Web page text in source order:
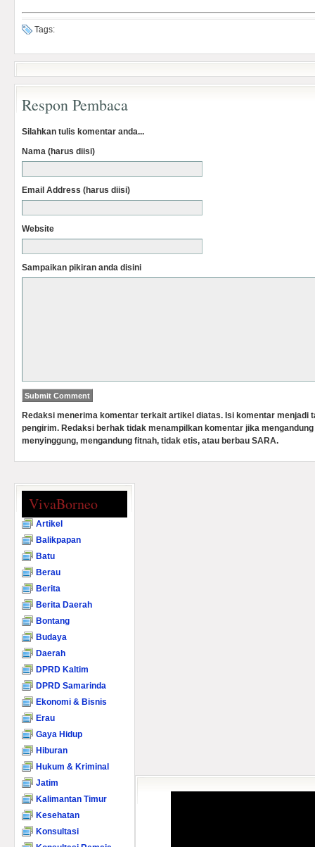
Tags:
Respon Pembaca
Silahkan tulis komentar anda...
Nama (harus diisi)
Email Address (harus diisi)
Website
Sampaikan pikiran anda disini
Redaksi menerima komentar terkait artikel diatas. Isi komentar menjadi
pengirim. Redaksi berhak tidak menampilkan komentar jika
menyinggung, mengandung fitnah, tidak etis, atau berbau SARA.
VivaBorneo
Artikel
Balikpapan
Batu
Berau
Berita
Berita Daerah
Bontang
Budaya
Daerah
DPRD Kaltim
DPRD Samarinda
Ekonomi & Bisnis
Erau
Gaya Hidup
Hiburan
Hukum & Kriminal
Jatim
Kalimantan Timur
Kesehatan
Konsultasi